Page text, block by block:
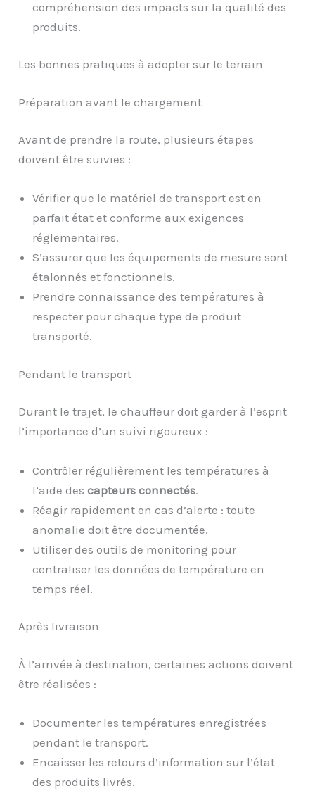
compréhension des impacts sur la qualité des
produits.
Les bonnes pratiques à adopter sur le terrain
Préparation avant le chargement
Avant de prendre la route, plusieurs étapes
doivent être suivies :
Vérifier que le matériel de transport est en
parfait état et conforme aux exigences
réglementaires.
S’assurer que les équipements de mesure sont
étalonnés et fonctionnels.
Prendre connaissance des températures à
respecter pour chaque type de produit
transporté.
Pendant le transport
Durant le trajet, le chauffeur doit garder à l’esprit
l’importance d’un suivi rigoureux :
Contrôler régulièrement les températures à
l’aide descapteurs connectés.
Réagir rapidement en cas d’alerte : toute
anomalie doit être documentée.
Utiliser des outils de monitoring pour
centraliser les données de température en
temps réel.
Après livraison
À l’arrivée à destination, certaines actions doivent
être réalisées :
Documenter les températures enregistrées
pendant le transport.
Encaisser les retours d’information sur l’état
des produits livrés.